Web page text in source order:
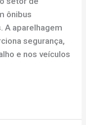
ônibus
A aparelhagem
segurança,
e nos veículos